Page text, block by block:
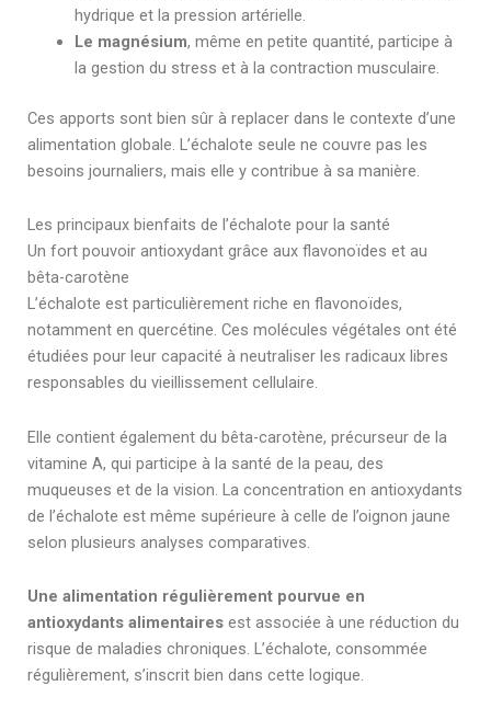
hydrique et la pression artérielle.
Le magnésium, même en petite quantité, participe à
la gestion du stress et à la contraction musculaire.
Ces apports sont bien sûr à replacer dans le contexte d’une
alimentation globale. L’échalote seule ne couvre pas les
besoins journaliers, mais elle y contribue à sa manière.
Les principaux bienfaits de l’échalote pour la santé
Un fort pouvoir antioxydant grâce aux flavonoïdes et au
bêta-carotène
L’échalote est particulièrement riche en flavonoïdes,
notamment en quercétine. Ces molécules végétales ont été
étudiées pour leur capacité à neutraliser les radicaux libres
responsables du vieillissement cellulaire.
Elle contient également du bêta-carotène, précurseur de la
vitamine A, qui participe à la santé de la peau, des
muqueuses et de la vision. La concentration en antioxydants
de l’échalote est même supérieure à celle de l’oignon jaune
selon plusieurs analyses comparatives.
Une alimentation régulièrement pourvue en
antioxydants alimentairesest associée à une réduction du
risque de maladies chroniques. L’échalote, consommée
régulièrement, s’inscrit bien dans cette logique.